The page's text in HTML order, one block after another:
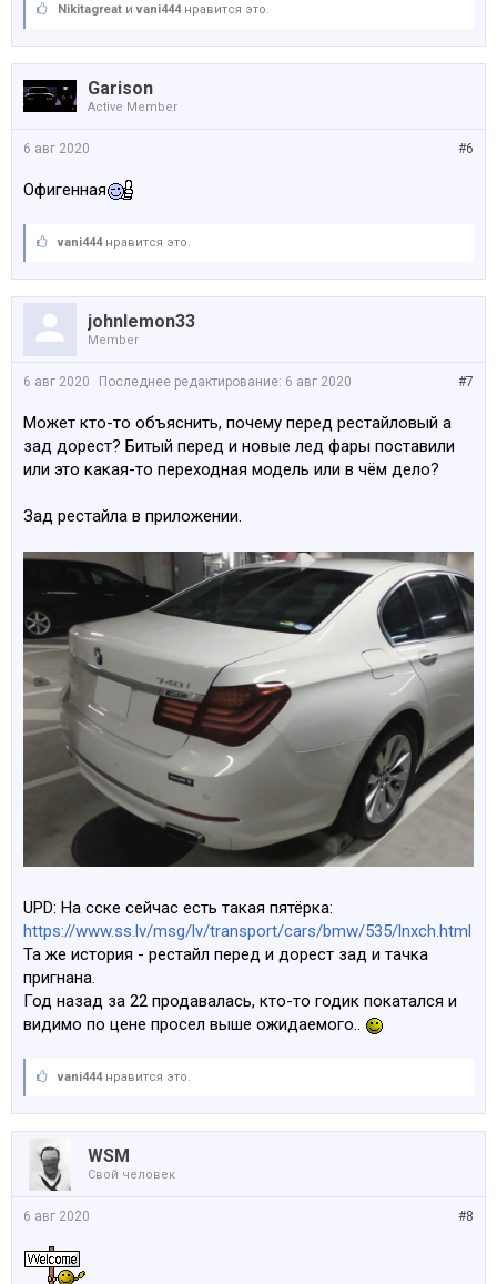
Nikitagreat иvani444нравится это.
Garison
Active Member
#6
6 авг 2020
Офигенная
vani444нравится это.
johnlemon33
Member
#7
6 авг 2020 Последнее редактирование: 6 авг 2020
Может кто-то объяснить, почему перед рестайловый а
зад дорест? Битый перед и новые лед фары поставили
или это какая-то переходная модель или в чём дело?
Зад рестайла в приложении.
UPD: На сске сейчас есть такая пятёрка:
https://www.ss.lv/msg/lv/transport/cars/bmw/535/lnxch.html
Та же история - рестайл перед и дорест зад и тачка
пригнана.
Год назад за 22 продавалась, кто-то годик покатался и
видимо по цене просел выше ожидаемого..
vani444нравится это.
WSM
Свой человек
#8
6 авг 2020